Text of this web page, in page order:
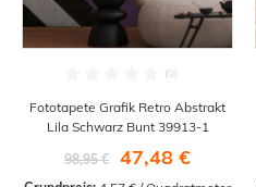
Fototapete Grafik Retro Abstrakt
Lila Schwarz Bunt 39913-1
98,95 €
47,48 €